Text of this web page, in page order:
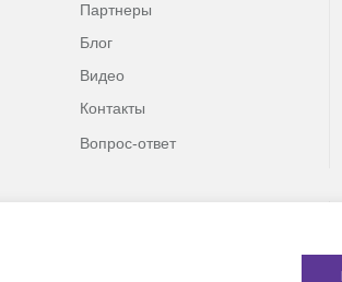
Партнеры
Блог
Видео
Контакты
Вопрос-ответ